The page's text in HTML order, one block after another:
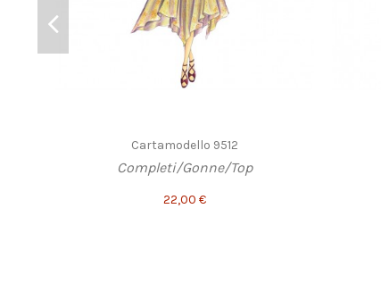
Cartamodello 9512
Completi/Gonne/Top
22,00 €